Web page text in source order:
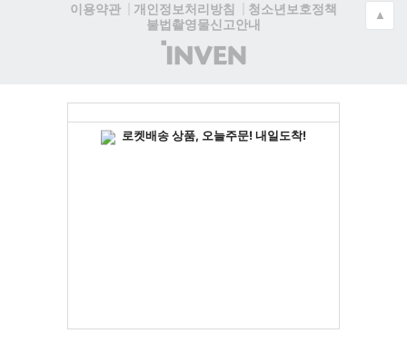
이용약관
개인정보처리방침
청소년보호정책
불법촬영물신고안내
(주)
인
▲